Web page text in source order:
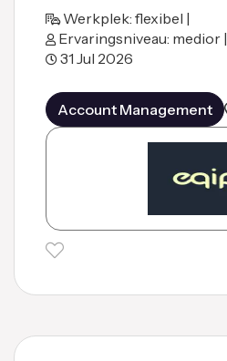
Werkplek: flexibel |
Ervaringsniveau: medior |
31 Jul 2026
Account Management